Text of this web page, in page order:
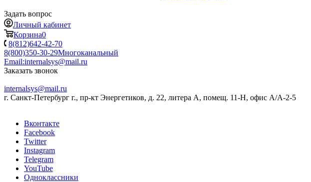
Задать вопрос
Личный кабинет
Корзина0
8(812)642-42-70
8(800)350-30-29Многоканальный
Email:internalsys@mail.ru
Заказать звонок
internalsys@mail.ru
г. Санкт-Петербург г., пр-кт Энергетиков, д. 22, литера А, помещ. 11-Н, офис А/А-2-5
Вконтакте
Facebook
Twitter
Instagram
Telegram
YouTube
Одноклассники